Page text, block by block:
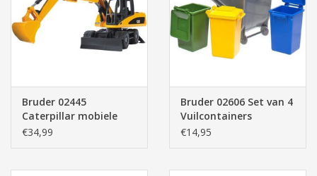
Elektra
Speelgoed & hobby
Cadeau & feest
Contact/Locatie
Bruder 02445
Caterpillar mobiele
graafmachine
€34,99
Bruder 02606 Set van 4
Vuilcontainers
€14,95